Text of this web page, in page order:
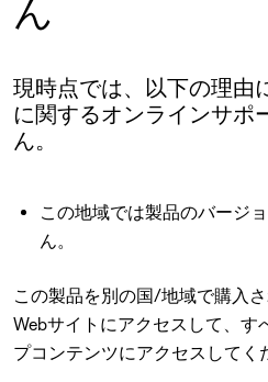
現時点では、以下の理由
に関するオンラインサポ
ん。
この地域では製品のバージ
ん。
この製品を別の国/地域で購入
Webサイトにアクセスして、す
プコンテンツにアクセスしてく